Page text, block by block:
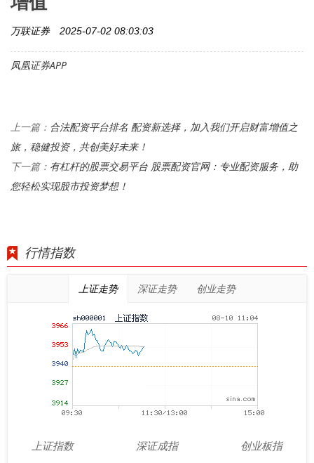
万联证券 2025-07-02 08:03:03
凤凰证券APP
上一篇： 合法配资平台排名 配资新选择，加入我们开启财富增值之
旅，稳健投资，共创美好未来！
下一篇： 有杠杆的股票交易平台 股票配资官网：专业配资服务，助
您轻松实现股市投资梦想！
行情指数
上证走势 深证走势 创业走势
上证指数
深证成指
创业板指